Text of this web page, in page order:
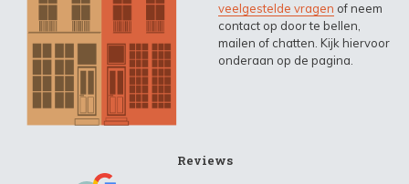
veelgestelde vragen of neem
contact op door te bellen,
mailen of chatten. Kijk hiervoor
onderaan op de pagina.
Reviews